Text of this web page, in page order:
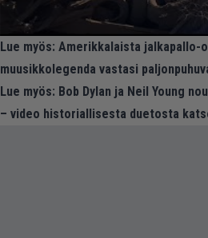
Lue myös: Amerikkalaista jalkapallo-
muusikkolegenda vastasi
Lue myös: Bob Dylan ja Neil Young
– video historiallisesta duetosta